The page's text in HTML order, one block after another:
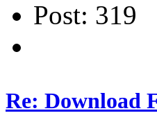
Post: 319
Re: Download